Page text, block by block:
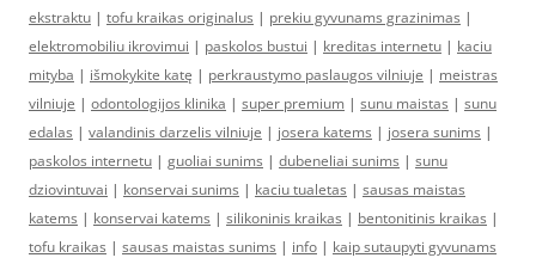
ekstraktu | tofu kraikas originalus | prekiu gyvunams grazinimas |
elektromobiliu ikrovimui | paskolos bustui | kreditas internetu | kaciu
mityba | išmokykite katę | perkraustymo paslaugos vilniuje | meistras
vilniuje | odontologijos klinika | super premium | sunu maistas | sunu
edalas | valandinis darzelis vilniuje | josera katems | josera sunims |
paskolos internetu | guoliai sunims | dubeneliai sunims | sunu
dziovintuvai | konservai sunims | kaciu tualetas | sausas maistas
katems | konservai katems | silikoninis kraikas | bentonitinis kraikas |
tofu kraikas | sausas maistas sunims | info | kaip sutaupyti gyvunams